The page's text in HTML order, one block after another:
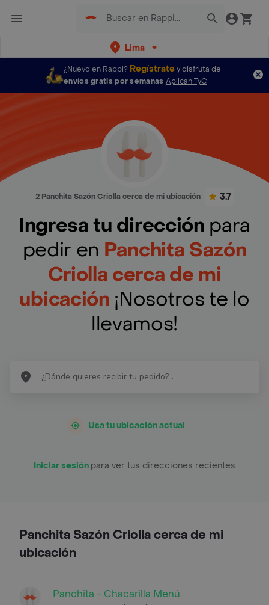
Lima
¿Nuevo en Rappi? Regístratey disfruta de
envíos gratis por semanas Aplican TyC
2 Panchita Sazón Criolla cerca de mi ubicación 3.7
Ingresa tu dirección para
pedir en Panchita Sazón
Criolla cerca de mi
ubicación ¡Nosotros te lo
llevamos!
Usa tu ubicación actual
Iniciar sesión para ver tus direcciones recientes
Panchita Sazón Criolla cerca de mi
ubicación
Panchita - Chacarilla Menú